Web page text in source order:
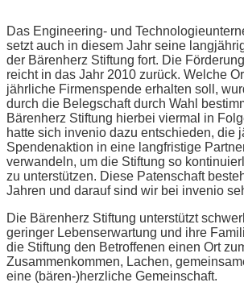
Das Engineering- und
setzt auch in diesem Jahr seine
der Bärenherz Stiftung fort. Die
reicht in das Jahr 2010 zurück. Welche
jährliche Firmenspende erhalten soll,
durch die Belegschaft durch Wahl
Bärenherz Stiftung hierbei viermal in
hatte sich invenio dazu entschieden, die
Spendenaktion in eine langfristige
verwandeln, um die Stiftung so
zu unterstützen. Diese Patenschaft
Jahren und darauf sind wir bei invenio
Die Bärenherz Stiftung unterstützt
geringer Lebenserwartung und ihre
die Stiftung den Betroffenen einen Ort
Zusammenkommen, Lachen,
eine (bären-)herzliche Gemeinschaft.